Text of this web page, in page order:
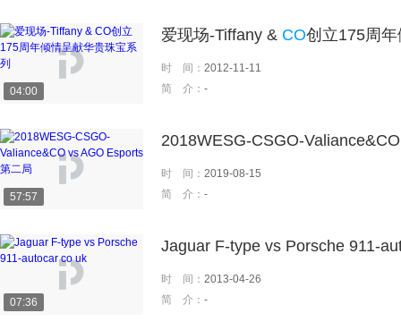
04:00
爱现场-Tiffany & CO创立175周
时 间： 2012-11-11
简 介： -
57:57
2018WESG-CSGO-
时 间： 2019-08-15
简 介： -
07:36
Jaguar F-type vs Porsche 911-
时 间： 2013-04-26
简 介： -